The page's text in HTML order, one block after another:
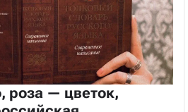
роза — цветок,